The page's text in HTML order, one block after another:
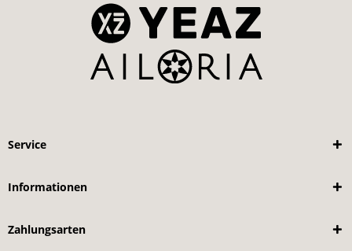
Service
Informationen
Zahlungsarten